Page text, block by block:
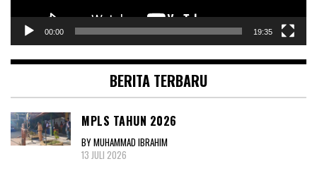
00:00 19:35
BERITA TERBARU
MPLS TAHUN 2026
BY MUHAMMAD IBRAHIM
13 JULI 2026